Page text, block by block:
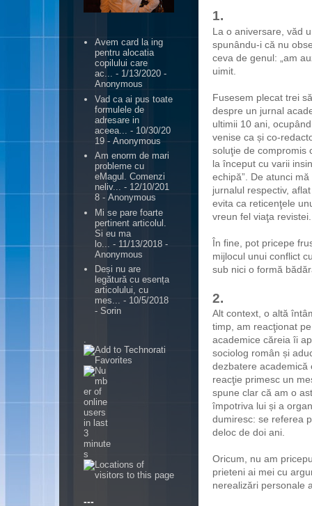
1.
La o aniversare, văd
spunându-i că nu
ceva de genul: „am
uimit.
Fusesem plecat trei
despre un jurnal
ultimii 10 ani,
venise ca și co-
soluţie de compromis
la început cu varii
echipă”. De atunci
jurnalul respectiv,
evita ca reticenţele
vreun fel viaţa revistei.
În fine, pot pricepe
mijlocul unui conflict
sub nici o formă
2.
Alt context, o altă
timp, am reacţionat
academice căreia îi
sociolog român și
dezbatere academică
reacţie primesc un
spune clar că am o
împotriva lui și a
dumiresc: se referea
deloc de doi ani.
Oricum, nu am
prieteni ai mei cu
nerealizări personale
Avem card la ing
pentru alocatia
copilului care
ac... - 1/13/2020 -
Anonymous
Vad ca ai pus toate
formulele de
adresare in
aceea...
- 10/30/20
19 - Anonymous
Am enorm de mari
probleme cu
eMagul. Comenzi
neliv... - 12/10/201
8 - Anonymous
Mi se pare foarte
pertinent articolul.
Si eu ma
lo...
- 11/13/2018 -
Anonymous
Deși nu are
legătură cu esența
articolului, cu
mes... - 10/5/2018
- Sorin